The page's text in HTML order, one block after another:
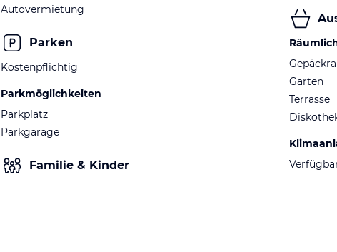
Autovermietung
Parken
Kostenpflichtig
Parkmöglichkeiten
Parkplatz
Parkgarage
Familie & Kinder
Garten
Terrasse